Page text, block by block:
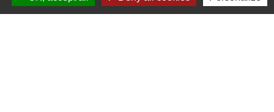
votre navigateur web) :